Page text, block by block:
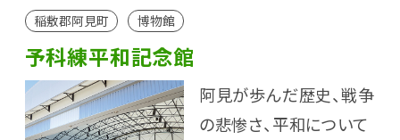
稲敷郡阿見町 博物館
予科練平和記念館
阿見が歩んだ歴史、戦争
の悲惨さ、平和について